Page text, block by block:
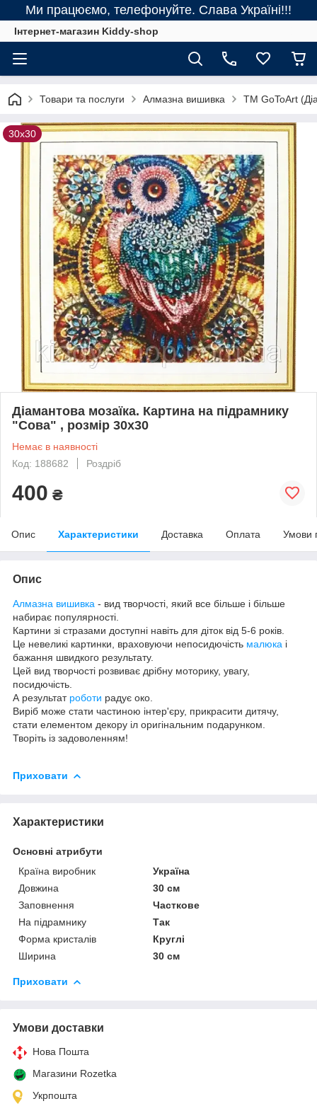
Ми працюємо, телефонуйте. Слава Україні!!!
Інтернет-магазин Kiddy-shop
Товари та послуги Алмазна вишивка ТМ GoToArt
30x30
Діамантова мозаїка. Картина на підрамнику
"Сова" , розмір 30х30
Немає в наявності
Код: 188682
Роздріб
400 ₴
Опис Характеристики Доставка Оплата Умови
Опис
Алмазна вишивка - вид творчості, який все більше і більше
набирає популярності.
Картини зі стразами доступні навіть для діток від 5-6 років.
Це невеликі картинки, враховуючи непосидючість малюка і
бажання швидкого результату.
Цей вид творчості розвиває дрібну моторику, увагу,
посидючість.
А результат роботи радує око.
Виріб може стати частиною інтер'єру, прикрасити дитячу,
стати елементом декору іл оригінальним подарунком.
Творіть із задоволенням!
Приховати
Характеристики
Основні атрибути
Країна виробник
Україна
Довжина
30 см
Заповнення
Часткове
На підрамнику
Так
Форма кристалів
Круглі
Ширина
30 см
Приховати
Умови доставки
Нова Пошта
Магазини Rozetka
Укрпошта